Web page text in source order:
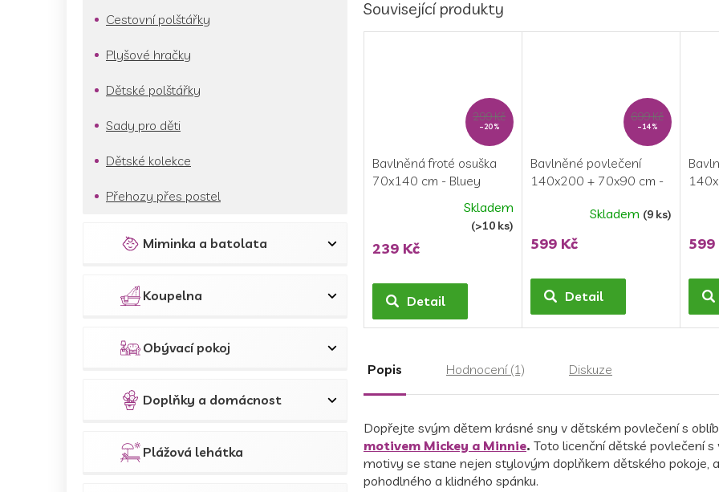
Cestovní polštářky
Plyšové hračky
Dětské polštářky
Sady pro děti
Dětské kolekce
Přehozy přes postel
Miminka a batolata
Koupelna
Obývací pokoj
Doplňky a domácnost
Plážová lehátka
Související produkty
299 Kč
–20 %
Bavlněná froté osuška
70x140 cm - Bluey
produktu
5,0
5
Skladem
(>10 ks)
239 Kč
Detail
699 Kč
–14 %
Bavlněné povlečení
140x200 + 70x90 cm -
hodnocení
produktu
5,0
Skladem (9 ks)
599 Kč
Detail
5,0
599
Popis Hodnocení (1) Diskuze
Dopřejte svým dětem krásné sny v dětském povlečení s
motivem Mickey a Minnie. Toto licenční dětské povlečení s
motivy se stane nejen stylovým doplňkem dětského pokoje,
pohodlného a klidného spánku.